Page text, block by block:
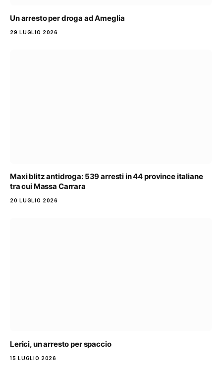
Un arresto per droga ad Ameglia
29 LUGLIO 2026
Maxi blitz antidroga: 539 arresti in 44 province italiane
tra cui Massa Carrara
20 LUGLIO 2026
Lerici, un arresto per spaccio
15 LUGLIO 2026